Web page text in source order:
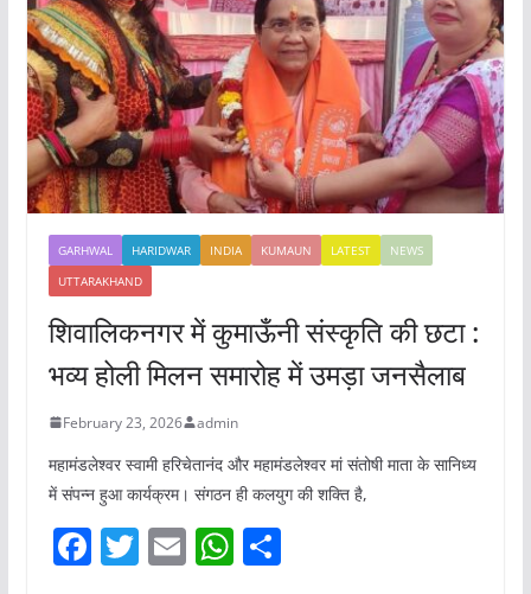
GARHWAL HARIDWAR INDIA KUMAUN LATEST
NEWS
UTTARAKHAND
शिवालिकनगर में कुमाऊँनी संस्कृति की छटा :
भव्य होली मिलन समारोह में उमड़ा जनसैलाब
February 23, 2026 admin
महामंडलेश्वर स्वामी हरिचेतानंद और महामंडलेश्वर मां संतोषी माता के सानिध्य
में संपन्न हुआ कार्यक्रम। संगठन ही कलयुग की शक्ति है,
F T E W S